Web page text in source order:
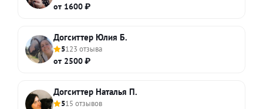
от 1600 ₽
Догситтер Юлия Б.
5123 отзыва
от 2500 ₽
Догситтер Наталья П.
515 отзывов